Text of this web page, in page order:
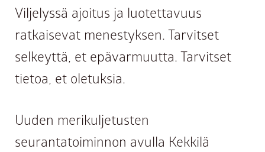
Viljelyssä ajoitus ja luotettavuus
ratkaisevat menestyksen. Tarvitset
selkeyttä, et epävarmuutta. Tarvitset
tietoa, et oletuksia.
Uuden merikuljetusten
seurantatoiminnon avulla Kekkilä